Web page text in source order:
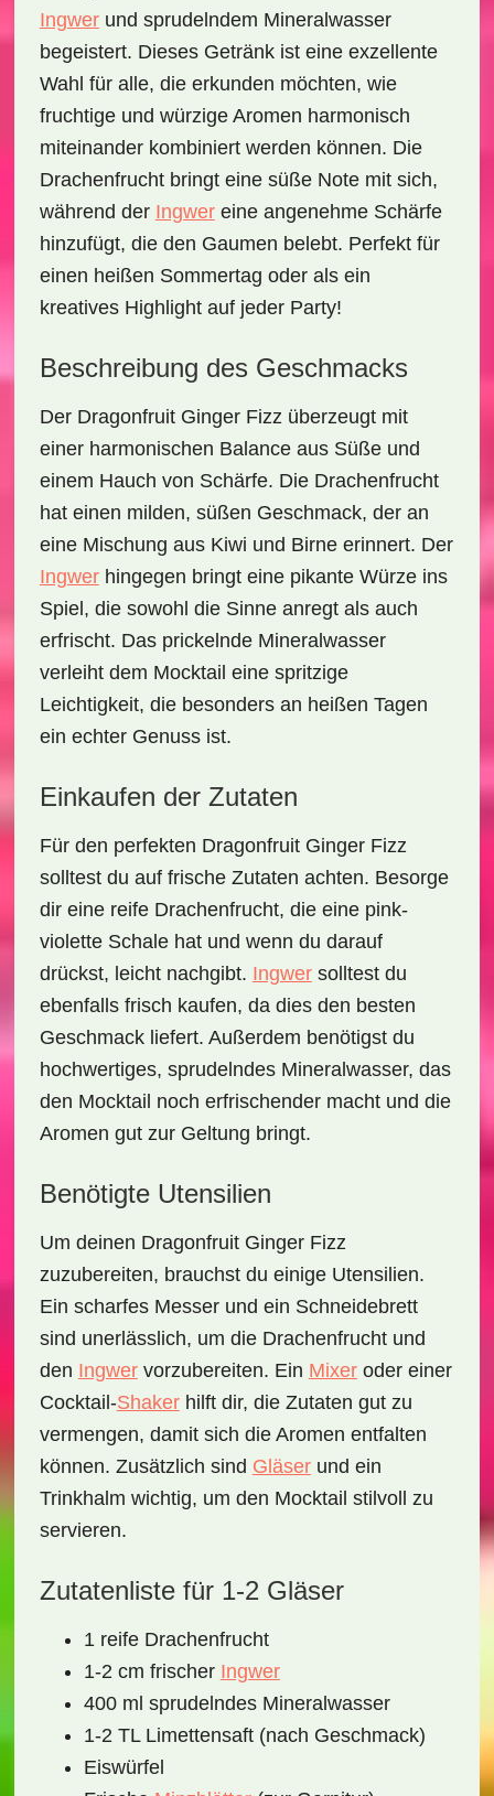
Ingwerund sprudelndem Mineralwasser
begeistert. Dieses Getränk ist eine exzellente
Wahl für alle, die erkunden möchten, wie
fruchtige und würzige Aromen harmonisch
miteinander kombiniert werden können. Die
Drachenfrucht bringt eine süße Note mit sich,
während der Ingwereine angenehme Schärfe
hinzufügt, die den Gaumen belebt. Perfekt für
einen heißen Sommertag oder als ein
kreatives Highlight auf jeder Party!
Beschreibung des Geschmacks
Der Dragonfruit Ginger Fizzüberzeugt mit
einer harmonischen Balance aus Süße und
einem Hauch von Schärfe. Die Drachenfrucht
hat einen milden, süßen Geschmack, der an
eine Mischung aus Kiwi und Birne erinnert. Der
Ingwerhingegen bringt eine pikante Würze ins
Spiel, die sowohl die Sinne anregt als auch
erfrischt. Das prickelnde Mineralwasser
verleiht dem Mocktail eine spritzige
Leichtigkeit, die besonders an heißen Tagen
ein echter Genuss ist.
Einkaufen der Zutaten
Für den perfekten Dragonfruit Ginger Fizz
solltest du auf frische Zutaten achten. Besorge
dir eine reife Drachenfrucht, die eine pink-
violette Schale hat und wenn du darauf
drückst, leicht nachgibt. Ingwersolltest du
ebenfalls frisch kaufen, da dies den besten
Geschmack liefert. Außerdem benötigst du
hochwertiges, sprudelndes Mineralwasser, das
den Mocktail noch erfrischender macht und die
Aromen gut zur Geltung bringt.
Benötigte Utensilien
Um deinen Dragonfruit Ginger Fizz
zuzubereiten, brauchst du einige Utensilien.
Ein scharfes Messer und ein Schneidebrett
sind unerlässlich, um die Drachenfrucht und
den Ingwervorzubereiten. Ein Mixeroder einer
Cocktail-Shakerhilft dir, die Zutaten gut zu
vermengen, damit sich die Aromen entfalten
können. Zusätzlich sind Gläserund ein
Trinkhalm wichtig, um den Mocktail stilvoll zu
servieren.
Zutatenliste für 1-2 Gläser
1 reife Drachenfrucht
1-2 cm frischer Ingwer
400 ml sprudelndes Mineralwasser
1-2 TL Limettensaft (nach Geschmack)
Eiswürfel